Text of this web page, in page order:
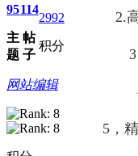
95
主
题
114
帖
子
2992
积分
网站编辑
2.
5，